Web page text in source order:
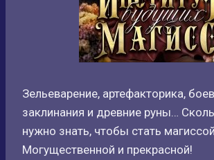
Зельеварение, артефакторика,
заклинания и древние руны…
нужно знать, чтобы стать
Могущественной и прекрасной!